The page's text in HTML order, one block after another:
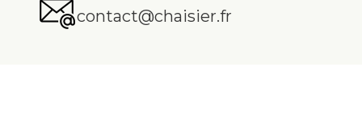
contact@chaisier.fr